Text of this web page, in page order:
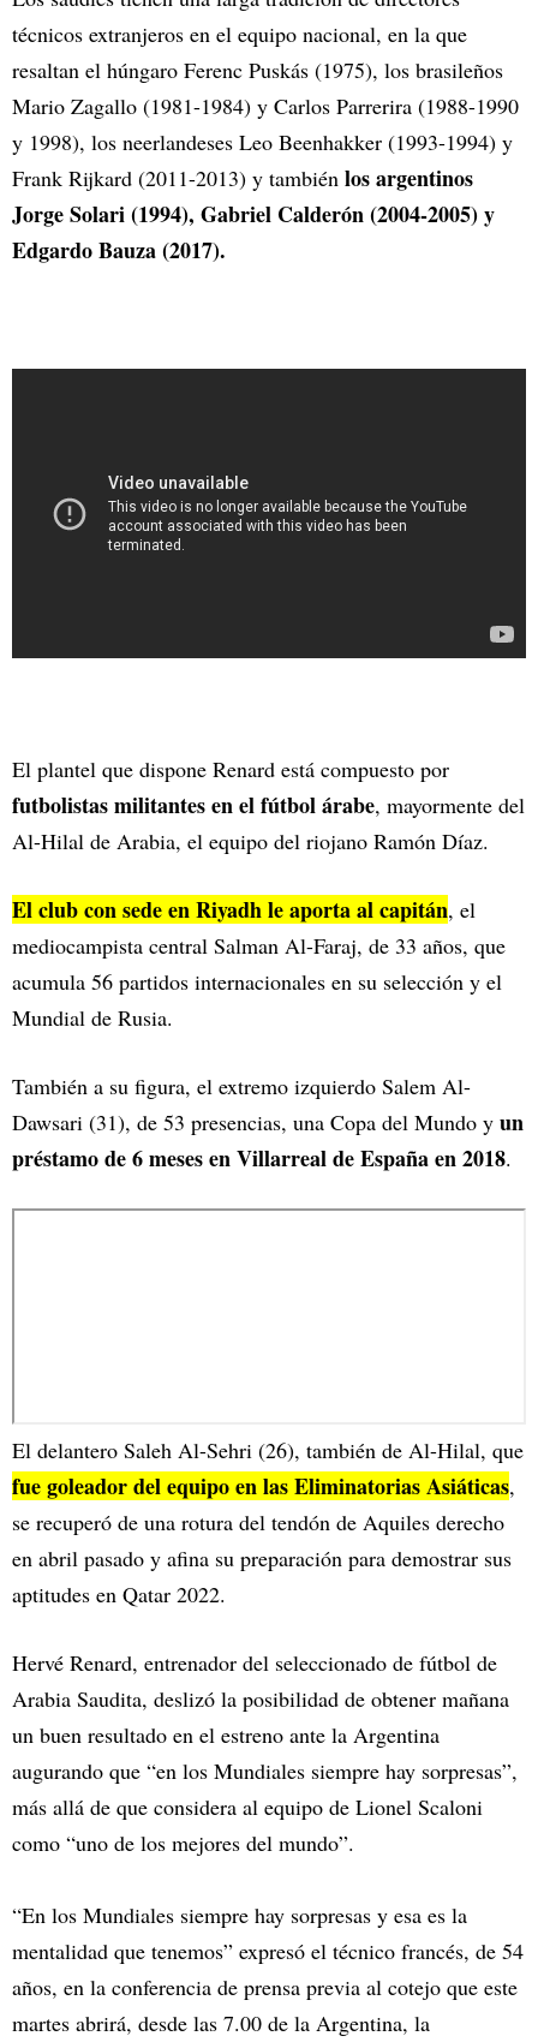
técnicos extranjeros en el equipo nacional, en la que
resaltan el húngaro Ferenc Puskás (1975), los brasileños
Mario Zagallo (1981-1984) y Carlos Parrerira (1988-1990
y 1998), los neerlandeses Leo Beenhakker (1993-1994) y
Frank Rijkard (2011-2013) y también los argentinos
Jorge Solari (1994), Gabriel Calderón (2004-2005) y
Edgardo Bauza (2017).
El plantel que dispone Renard está compuesto por
futbolistas militantes en el fútbol árabe, mayormente del
Al-Hilal de Arabia, el equipo del riojano Ramón Díaz.
El club con sede en Riyadh le aporta al capitán, el
mediocampista central Salman Al-Faraj, de 33 años, que
acumula 56 partidos internacionales en su selección y el
Mundial de Rusia.
También a su figura, el extremo izquierdo Salem Al-
Dawsari (31), de 53 presencias, una Copa del Mundo y un
préstamo de 6 meses en Villarreal de España en 2018.
El delantero Saleh Al-Sehri (26), también de Al-Hilal, que
fue goleador del equipo en las Eliminatorias Asiáticas,
se recuperó de una rotura del tendón de Aquiles derecho
en abril pasado y afina su preparación para demostrar sus
aptitudes en Qatar 2022.
Hervé Renard, entrenador del seleccionado de fútbol de
Arabia Saudita, deslizó la posibilidad de obtener mañana
un buen resultado en el estreno ante la Argentina
augurando que “en los Mundiales siempre hay sorpresas”,
más allá de que considera al equipo de Lionel Scaloni
como “uno de los mejores del mundo”.
“En los Mundiales siempre hay sorpresas y esa es la
mentalidad que tenemos” expresó el técnico francés, de 54
años, en la conferencia de prensa previa al cotejo que este
martes abrirá, desde las 7.00 de la Argentina, la